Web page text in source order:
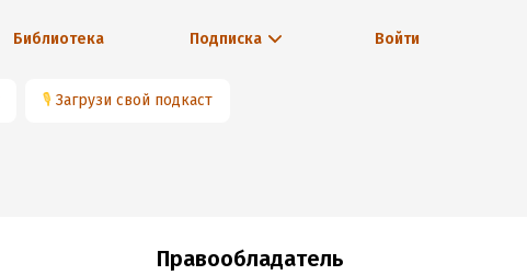
Библиотека Подписка Войти
🎙 Загрузи свой подкаст
Правообладатель